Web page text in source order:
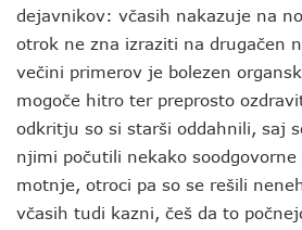
dejavnikov: včasih nakazuje na
otrok ne zna izraziti na drugačen
večini primerov je bolezen
mogoče hitro ter preprosto
odkritju so si starši oddahnili, saj
njimi počutili nekako soodgovorne
motnje, otroci pa so se rešili
včasih tudi kazni, češ da to